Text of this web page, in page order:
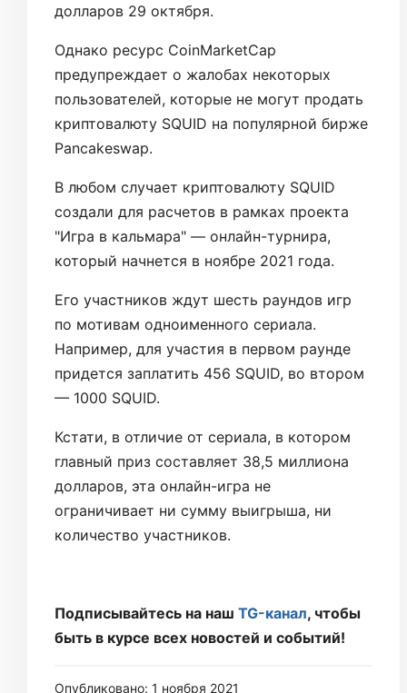
долларов 29 октября.
Однако ресурс CoinMarketCap
предупреждает о жалобах некоторых
пользователей, которые не могут продать
криптовалюту SQUID на популярной бирже
Pancakeswap.
В любом случает криптовалюту SQUID
создали для расчетов в рамках проекта
"Игра в кальмара" — онлайн-турнира,
который начнется в ноябре 2021 года.
Его участников ждут шесть раундов игр
по мотивам одноименного сериала.
Например, для участия в первом раунде
придется заплатить 456 SQUID, во втором
— 1000 SQUID.
Кстати, в отличие от сериала, в котором
главный приз составляет 38,5 миллиона
долларов, эта онлайн-игра не
ограничивает ни сумму выигрыша, ни
количество участников.
Подписывайтесь на наш TG-канал, чтобы
быть в курсе всех новостей и событий!
Опубликовано: 1 ноября 2021